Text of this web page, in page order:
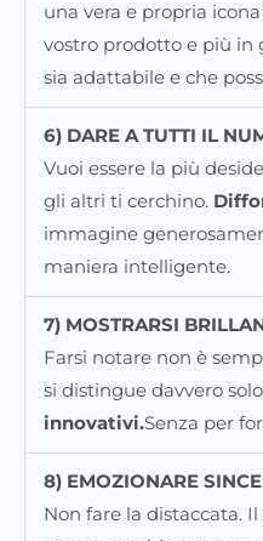
una vera e propria
vostro prodotto e più in
sia adattabile e che
6) DARE A TUTTI IL
Vuoi essere la più
gli altri ti cerchino.
immagine
maniera intelligente.
7) MOSTRARSI
Farsi notare non è
si distingue davvero
innovativi.Senza per
8) EMOZIONARE
Non fare la distaccata.